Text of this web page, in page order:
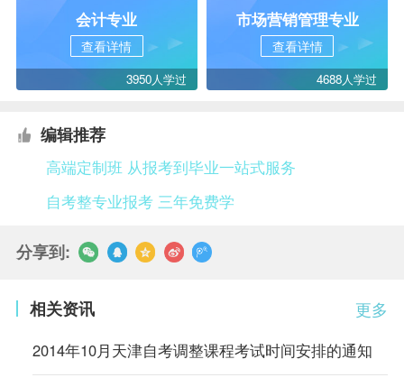
会计专业
查看详情
3950人学过
市场营销管理专业
查看详情
4688人学过
编辑推荐
高端定制班 从报考到毕业一站式服务
自考整专业报考 三年免费学
分享到:
更多
相关资讯
2014年10月天津自考调整课程考试时间安排的通知